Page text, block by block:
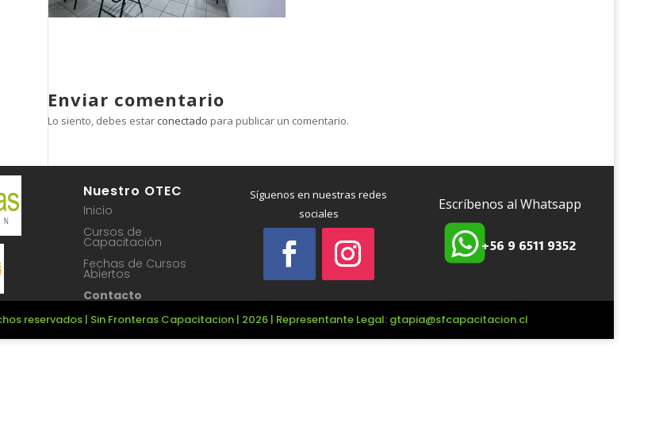
Enviar comentario
Lo siento, debes estar conectado para publicar un comentario.
Nuestro OTEC
Inicio
Cursos de
Capacitación
Fechas de Cursos
Abiertos
Contacto
Síguenos en nuestras redes
sociales
Escríbenos al Whatsapp
+56 9 6511 9352
reservados | Sin Fronteras Capacitacion | 2026 | Representante Legal: gtapia@sfcapacitacion.cl